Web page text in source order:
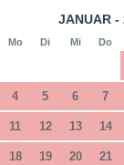
JANUAR -
Mo Di Mi Do
4 5 6 7
11 12 13 14
18 19 20 21